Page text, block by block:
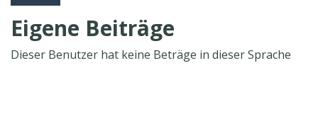
Eigene Beiträge
Dieser Benutzer hat keine Beträge in dieser Sprache